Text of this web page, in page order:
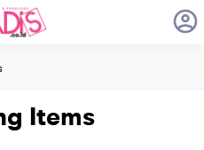
Items